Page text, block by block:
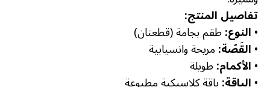
تفاصيل المنتج:
•النوع:طقم بجامة (قطعتان)
•القَصّة:مريحة وانسيابية
•الأكمام:طويلة